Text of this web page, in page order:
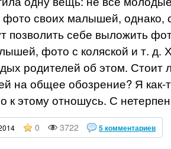
своих малышей, однако,
позволить себе выложить
фото с коляской и т. д.
родителей об этом. Стоит
на общее обозрение? Я как-
к этому отношусь. С
0 3722 5 комментариев